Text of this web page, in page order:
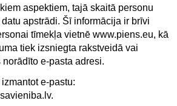
aspektiem, tajā skaitā personu
apstrādi. Šī informācija ir brīvi
tīmekļa vietnē www.piens.eu, kā
tiek izsniegta rakstveidā vai
e-pasta adresi.
e-pastu:
.